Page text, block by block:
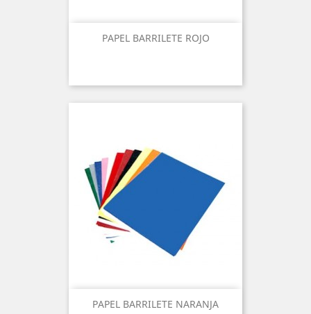
PAPEL BARRILETE ROJO
PAPEL BARRILETE NARANJA